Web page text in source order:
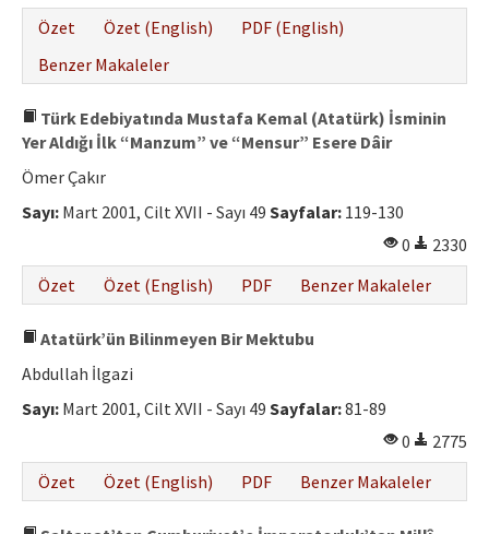
Özet
Özet (English)
PDF (English)
Benzer Makaleler
Türk Edebiyatında Mustafa Kemal (Atatürk) İsminin
Yer Aldığı İlk “Manzum” ve “Mensur” Esere Dâir
Ömer Çakır
Sayı: Mart 2001, Cilt XVII - Sayı 49 Sayfalar: 119-130
0
2330
Özet
Özet (English) PDF Benzer Makaleler
Atatürk’ün Bilinmeyen Bir Mektubu
Abdullah İlgazi
Sayı: Mart 2001, Cilt XVII - Sayı 49 Sayfalar:81-89
0
2775
Özet
Özet (English) PDF Benzer Makaleler